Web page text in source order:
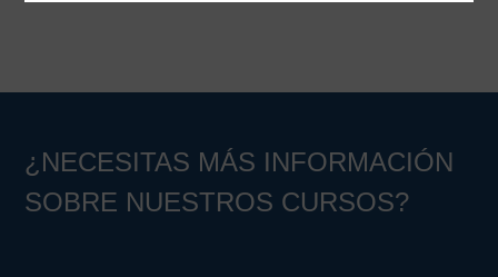
¿NECESITAS MÁS INFORMACIÓN
SOBRE NUESTROS CURSOS?